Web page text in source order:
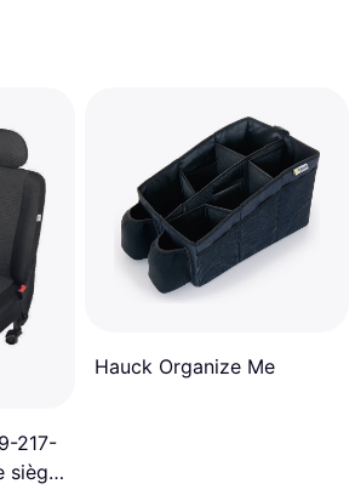
217-
siège
Hauck Organize Me